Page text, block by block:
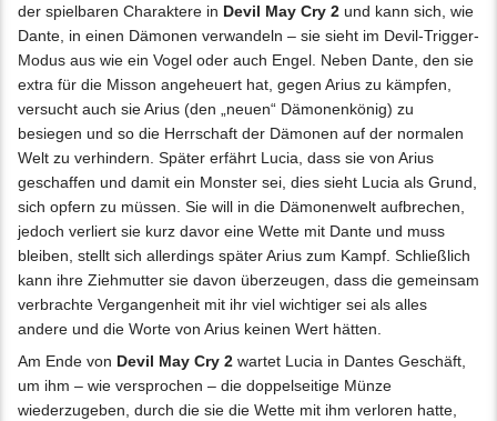
der spielbaren Charaktere in Devil May Cry 2 und kann sich, wie
Dante, in einen Dämonen verwandeln – sie sieht im Devil-Trigger-
Modus aus wie ein Vogel oder auch Engel. Neben Dante, den sie
extra für die Misson angeheuert hat, gegen Arius zu kämpfen,
versucht auch sie Arius (den „neuen“ Dämonenkönig) zu
besiegen und so die Herrschaft der Dämonen auf der normalen
Welt zu verhindern. Später erfährt Lucia, dass sie von Arius
geschaffen und damit ein Monster sei, dies sieht Lucia als Grund,
sich opfern zu müssen. Sie will in die Dämonenwelt aufbrechen,
jedoch verliert sie kurz davor eine Wette mit Dante und muss
bleiben, stellt sich allerdings später Arius zum Kampf. Schließlich
kann ihre Ziehmutter sie davon überzeugen, dass die gemeinsam
verbrachte Vergangenheit mit ihr viel wichtiger sei als alles
andere und die Worte von Arius keinen Wert hätten.
Am Ende von Devil May Cry 2 wartet Lucia in Dantes Geschäft,
um ihm – wie versprochen – die doppelseitige Münze
wiederzugeben, durch die sie die Wette mit ihm verloren hatte,